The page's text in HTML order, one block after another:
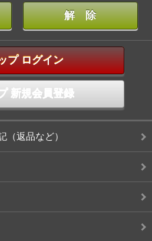
プ ログイン
新規会員登録
（返品など）